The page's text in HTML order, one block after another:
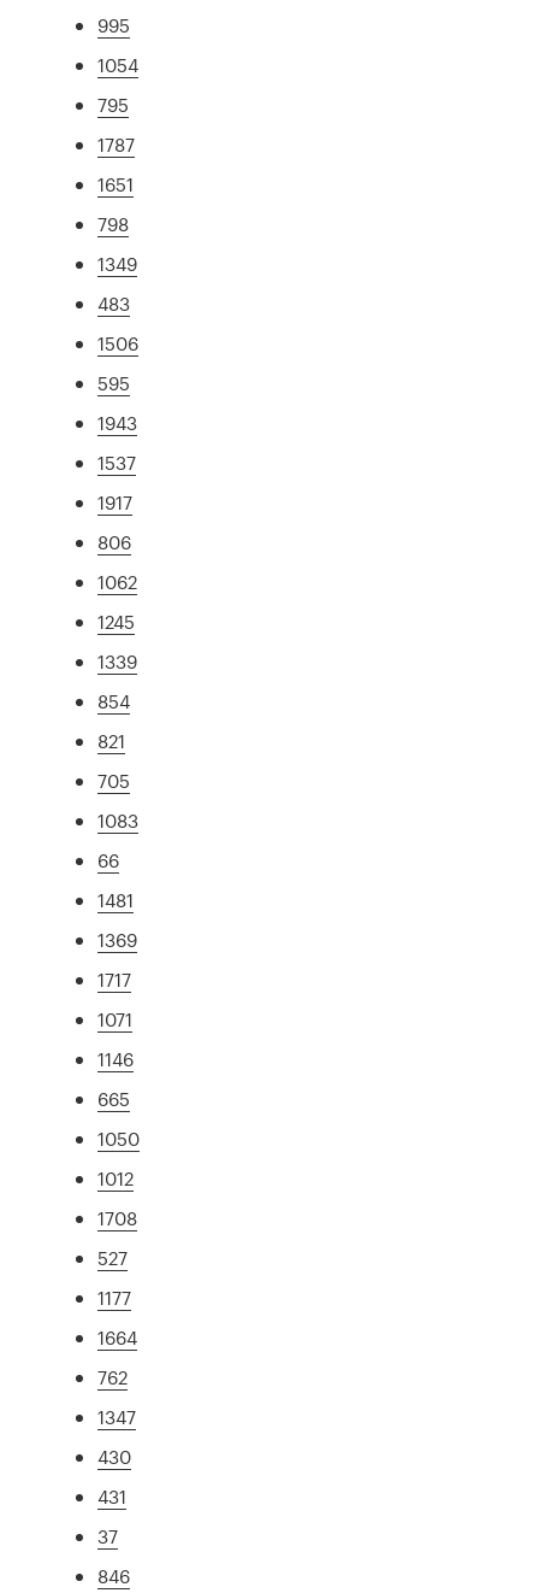
995
1054
795
1787
1651
798
1349
483
1506
595
1943
1537
1917
806
1062
1245
1339
854
821
705
1083
66
1481
1369
1717
1071
1146
665
1050
1012
1708
527
1177
1664
762
1347
430
431
37
846